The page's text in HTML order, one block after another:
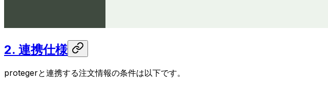
2. 連携仕様
protegerと連携する注文情報の条件は以下です。